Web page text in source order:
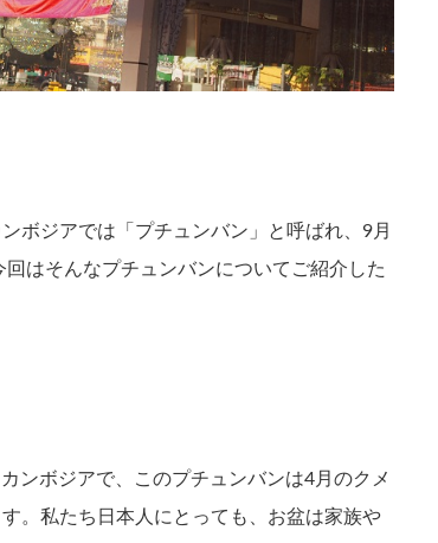
ボジアでは「プチュンバン」と呼ばれ、9月
はそんなプチュンバンについてご紹介した
ンボジアで、このプチュンバンは4月のクメ
。私たち日本人にとっても、お盆は家族や